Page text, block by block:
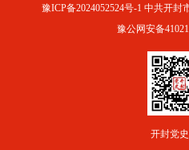
豫ICP备2024052524号-1 中共开封
豫公网安备
开封党